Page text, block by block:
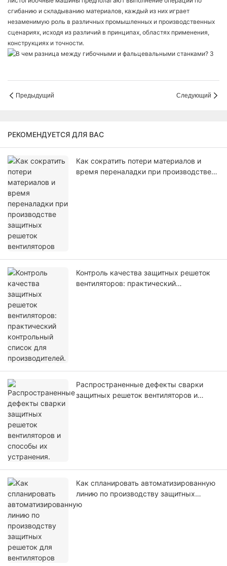
сгибанию и складыванию материалов, каждый из них играет
незаменимую роль в различных промышленных и производственных
сценариях, исходя из различий в принципах, областях применения,
конструкциях и точности.
Предыдущий Следующий
РЕКОМЕНДУЕТСЯ ДЛЯ ВАС
Как сократить потери материалов и
время переналадки при производстве
Контроль качества защитных решеток
вентиляторов: практический
Распространенные дефекты сварки
защитных решеток вентиляторов и
Как спланировать автоматизированную
линию по производству защитных
решеток для вентиляторов